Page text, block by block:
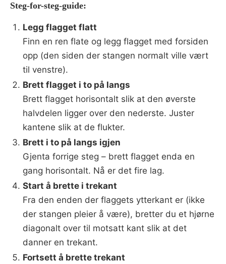
Steg-for-steg-guide:
Legg flagget flatt
Finn en ren flate og legg flagget med forsiden
opp (den siden der stangen normalt ville vært
til venstre).
Brett flagget i to på langs
Brett flagget horisontalt slik at den øverste
halvdelen ligger over den nederste. Juster
kantene slik at de flukter.
Brett i to på langs igjen
Gjenta forrige steg – brett flagget enda en
gang horisontalt. Nå er det fire lag.
Start å brette i trekant
Fra den enden der flaggets ytterkant er (ikke
der stangen pleier å være), bretter du et hjørne
diagonalt over til motsatt kant slik at det
danner en trekant.
Fortsett å brette trekant